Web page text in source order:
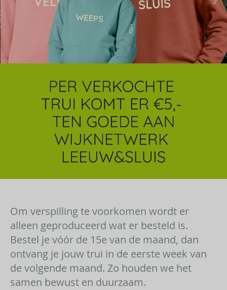
Om verspilling te voorkomen wordt er
alleen geproduceerd wat er besteld is.
Bestel je vóór de 15e van de maand, dan
ontvang je jouw trui in de eerste week van
de volgende maand. Zo houden we het
samen bewust en duurzaam.